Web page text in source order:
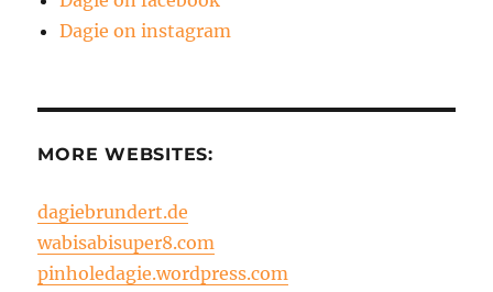
Dagie on instagram
MORE WEBSITES:
dagiebrundert.de
wabisabisuper8.com
pinholedagie.wordpress.com